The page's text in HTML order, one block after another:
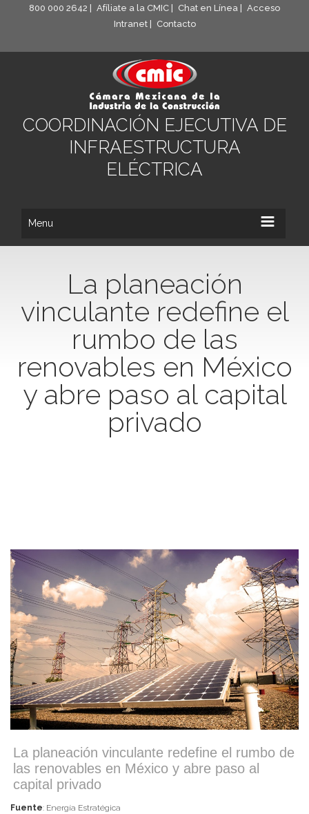
800 000 2642 | Afíliate a la CMIC | Chat en Línea |
Acceso
Intranet |
Contacto
COORDINACIÓN EJECUTIVA DE
INFRAESTRUCTURA
ELÉCTRICA
Menu
La planeación
vinculante redefine el
rumbo de las
renovables en México
y abre paso al capital
privado
La planeación vinculante redefine el rumbo de
las renovables en México y abre paso al
capital privado
Fuente: Energía Estratégica